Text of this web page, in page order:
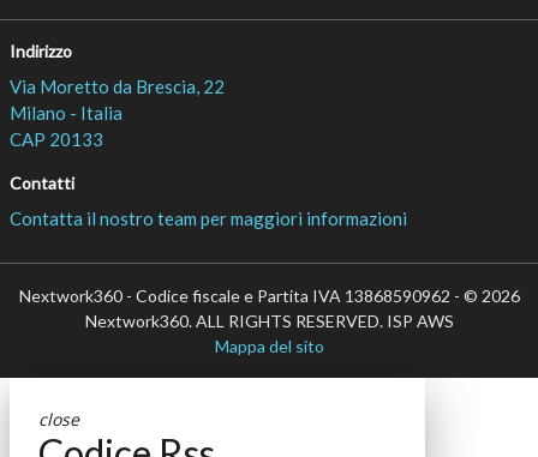
Indirizzo
Via Moretto da Brescia, 22
Milano - Italia
CAP 20133
Contatti
Contatta il nostro team per maggiori informazioni
Nextwork360 - Codice fiscale e Partita IVA 13868590962 - © 2026
Nextwork360. ALL RIGHTS RESERVED. ISP AWS
Mappa del sito
close